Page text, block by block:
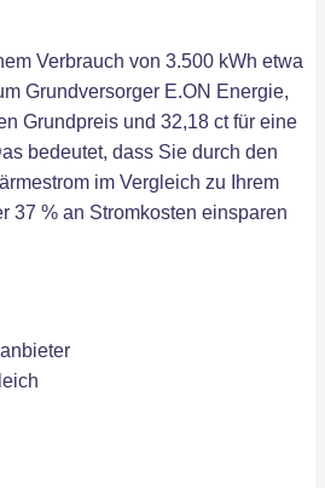
Verbrauch von 3.500 kWh etwa
Grundversorger E.ON Energie,
Grundpreis und 32,18 ct für eine
bedeutet, dass Sie durch den
im Vergleich zu Ihrem
37 % an Stromkosten einsparen